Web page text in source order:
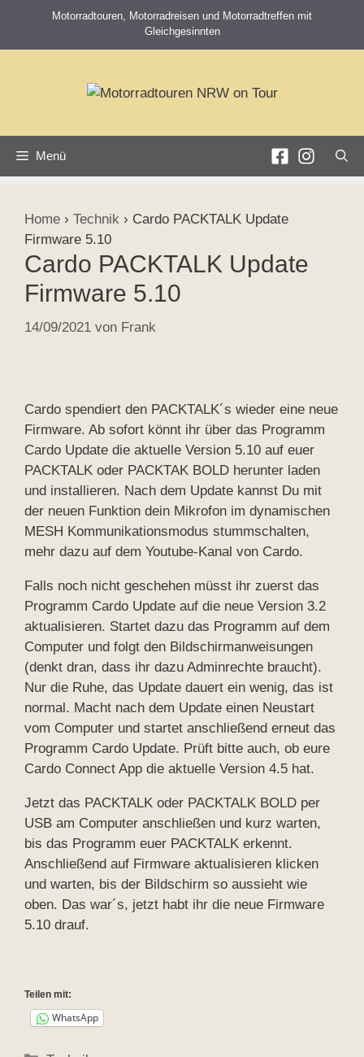
springen
Motorradtouren, Motorradreisen und Motorradtreffen mit
Gleichgesinnten
Menü
Home › Technik › Cardo PACKTALK Update
Firmware 5.10
Cardo PACKTALK Update
Firmware 5.10
14/09/2021 von Frank
Cardo spendiert den PACKTALK´s wieder eine neue
Firmware. Ab sofort könnt ihr über das Programm
Cardo Update die aktuelle Version 5.10 auf euer
PACKTALK oder PACKTAK BOLD herunter laden
und installieren. Nach dem Update kannst Du mit
der neuen Funktion dein Mikrofon im dynamischen
MESH Kommunikationsmodus stummschalten,
mehr dazu auf dem Youtube-Kanal von Cardo.
Falls noch nicht geschehen müsst ihr zuerst das
Programm Cardo Update auf die neue Version 3.2
aktualisieren. Startet dazu das Programm auf dem
Computer und folgt den Bildschirmanweisungen
(denkt dran, dass ihr dazu Adminrechte braucht).
Nur die Ruhe, das Update dauert ein wenig, das ist
normal. Macht nach dem Update einen Neustart
vom Computer und startet anschließend erneut das
Programm Cardo Update. Prüft bitte auch, ob eure
Cardo Connect App die aktuelle Version 4.5 hat.
Jetzt das PACKTALK oder PACKTALK BOLD per
USB am Computer anschließen und kurz warten,
bis das Programm euer PACKTALK erkennt.
Anschließend auf Firmware aktualisieren klicken
und warten, bis der Bildschirm so aussieht wie
oben. Das war´s, jetzt habt ihr die neue Firmware
5.10 drauf.
Teilen mit:
WhatsApp